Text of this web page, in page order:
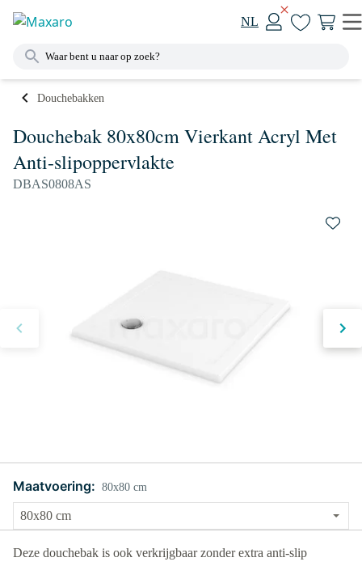
NL
Douchebakken
Douchebak 80x80cm Vierkant Acryl Met
Anti-slipoppervlakte
DBAS0808AS
Maatvoering: 80x80 cm
Deze douchebak is ook verkrijgbaar zonder extra anti-slip